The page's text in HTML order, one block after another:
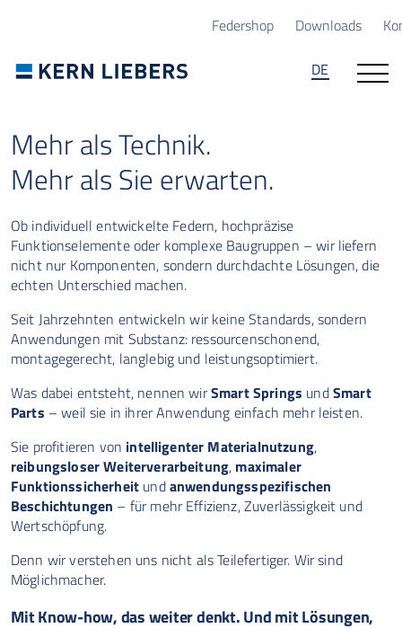
Federshop Downloads
DE
Mehr als Technik.
Mehr als Sie erwarten.
Ob individuell entwickelte Federn, hochpräzise
Funktionselemente oder komplexe Baugruppen – wir liefern
nicht nur Komponenten, sondern durchdachte Lösungen, die
echten Unterschied machen.
Seit Jahrzehnten entwickeln wir keine Standards, sondern
Anwendungen mit Substanz: ressourcenschonend,
montagegerecht, langlebig und leistungsoptimiert.
Was dabei entsteht, nennen wirSmart Springs undSmart
Parts – weil sie in ihrer Anwendung einfach mehr leisten.
Sie profitieren von intelligenter Materialnutzung,
reibungsloser Weiterverarbeitung, maximaler
Funktionssicherheit undanwendungsspezifischen
Beschichtungen – für mehr Effizienz, Zuverlässigkeit und
Wertschöpfung.
Denn wir verstehen uns nicht als Teilefertiger. Wir sind
Möglichmacher.
Mit Know-how, das weiter denkt. Und mit Lösungen,